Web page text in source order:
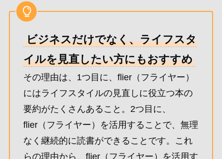
ビジネスだけでなく、ライフスタ
イルを見直したい方にもおすすめ
その理由は、1つ目に、flier（フライヤー）
にはライフスタイルの見直しに役立つ本の
要約がたくさんあること。2つ目に、
flier（フライヤー）を活用することで、無理
なく継続的に読書ができることです。これ
らの理由から、flier（フライヤー）を活用す